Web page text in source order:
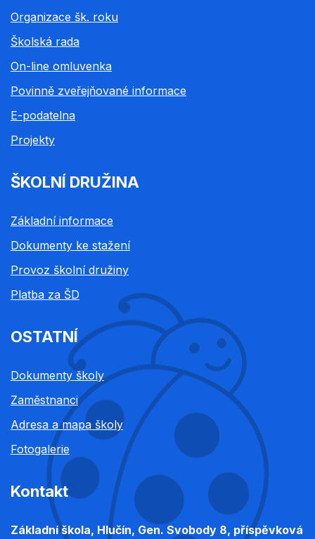
Organizace šk. roku
Školská rada
On-line omluvenka
Povinně zveřejňované informace
E-podatelna
Projekty
ŠKOLNÍ DRUŽINA
Základní informace
Dokumenty ke stažení
Provoz školní družiny
Platba za ŠD
OSTATNÍ
Dokumenty školy
Zaměstnanci
Adresa a mapa školy
Fotogalerie
Kontakt
Základní škola, Hlučín, Gen. Svobody 8, příspěvková